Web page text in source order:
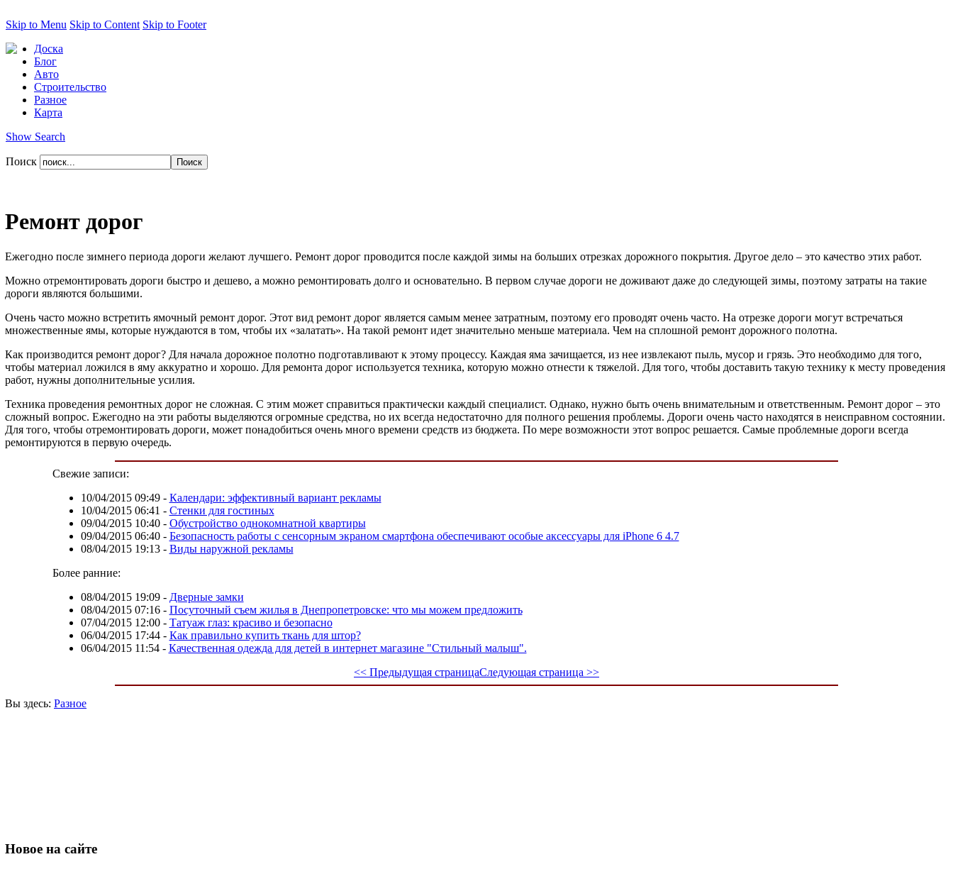
Skip to Menu Skip to Content Skip to Footer
Доска
Блог
Авто
Строительство
Разное
Карта
Show Search
Поиск
Ремонт дорог
Ежегодно после зимнего периода дороги желают лучшего. Ремонт дорог проводится после каждой зимы на больших отрезках дорожного покрытия. Другое дело – это качество этих работ.
Можно отремонтировать дороги быстро и дешево, а можно ремонтировать долго и основательно. В первом случае дороги не доживают даже до следующей зимы, поэтому затраты на такие
дороги являются большими.
Очень часто можно встретить ямочный ремонт дорог. Этот вид ремонт дорог является самым менее затратным, поэтому его проводят очень часто. На отрезке дороги могут встречаться
множественные ямы, которые нуждаются в том, чтобы их «залатать». На такой ремонт идет значительно меньше материала. Чем на сплошной ремонт дорожного полотна.
Как производится ремонт дорог? Для начала дорожное полотно подготавливают к этому процессу. Каждая яма зачищается, из нее извлекают пыль, мусор и грязь. Это необходимо для того,
чтобы материал ложился в яму аккуратно и хорошо. Для ремонта дорог используется техника, которую можно отнести к тяжелой. Для того, чтобы доставить такую технику к месту проведения
работ, нужны дополнительные усилия.
Техника проведения ремонтных дорог не сложная. С этим может справиться практически каждый специалист. Однако, нужно быть очень внимательным и ответственным. Ремонт дорог – это
сложный вопрос. Ежегодно на эти работы выделяются огромные средства, но их всегда недостаточно для полного решения проблемы. Дороги очень часто находятся в неисправном состоянии.
Для того, чтобы отремонтировать дороги, может понадобиться очень много времени средств из бюджета. По мере возможности этот вопрос решается. Самые проблемные дороги всегда
ремонтируются в первую очередь.
Свежие записи:
10/04/2015 09:49- Календари: эффективный вариант рекламы
10/04/2015 06:41 - Стенки для гостиных
09/04/2015 10:40- Обустройство однокомнатной квартиры
09/04/2015 06:40- Безопасность работы с сенсорным экраном смартфона обеспечивают особые аксессуары для iPhone 6 4.7
08/04/2015 19:13- Виды наружной рекламы
Более ранние:
08/04/2015 19:09- Дверные замки
08/04/2015 07:16- Посуточный съем жилья в Днепропетровске: что мы можем предложить
07/04/2015 12:00- Татуаж глаз: красиво и безопасно
06/04/2015 17:44- Как правильно купить ткань для штор?
06/04/2015 11:54- Качественная одежда для детей в интернет магазине "Стильный малыш".
<< Предыдущая страницаСледующая страница >>
Вы здесь: Разное
Новое на сайте